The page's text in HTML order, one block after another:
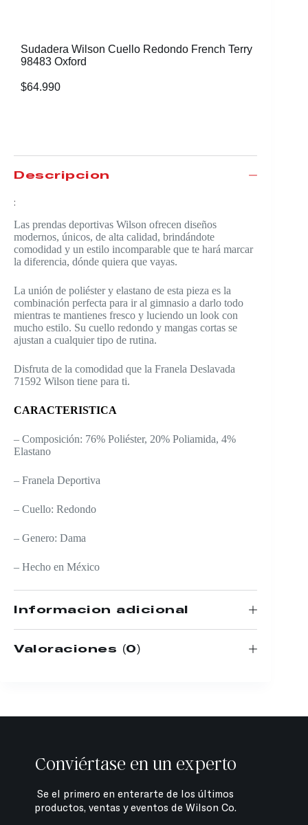
Sudadera Wilson Cuello Redondo French Terry
98483 Oxford
$64.990
Descripción
:
Las prendas deportivas Wilson ofrecen diseños
modernos, únicos, de alta calidad, brindándote
comodidad y un estilo incomparable que te hará marcar
la diferencia, dónde quiera que vayas.
La unión de poliéster y elastano de esta pieza es la
combinación perfecta para ir al gimnasio a darlo todo
mientras te mantienes fresco y luciendo un look con
mucho estilo. Su cuello redondo y mangas cortas se
ajustan a cualquier tipo de rutina.
Disfruta de la comodidad que la Franela Deslavada
71592 Wilson tiene para ti.
CARACTERISTICA
– Composición: 76% Poliéster, 20% Poliamida, 4%
Elastano
– Franela Deportiva
– Cuello: Redondo
– Genero: Dama
– Hecho en México
Información adicional
Valoraciones (0)
Conviértase en un experto
Se el primero en enterarte de los últimos
productos, ventas y eventos de Wilson Co.